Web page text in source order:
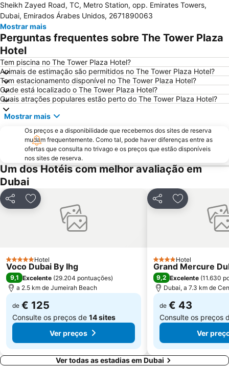
Business Bay
Dubai Festival City
Deira City Centre Metro Station
Sheikh Zayed Road
Deira City Center Mall
Jumeirah Beach Residence
Bur Dubai
Dubai Metro
Al Rigga
GULFOOD EXHIBITION
Dubai Creek
Airport Terminal 3 Metro Station
Al Qusais
Sharjah City Center
Business Bay Metro Station
Mall of the Emirates
Dubai Marina Mall
World Trade Centre Metro Station
Dubai Aquarium & Underwater Zoo
Dubai Museum
Dubai Media City
The Dubai Fountain
Wild Wadi Waterpark
Souk Madinat Jumeirah
Airport Terminal 1 Metro Station
Dubai Investment Park
Palm Deira Metro Station
Oud Metha
Union Metro Station
Sheikh Zayed Road, TC, Metro Station, opp. Emirates Towers,
Dubai, Emirados Árabes Unidos, 2671890063
Mostrar mais
Perguntas frequentes sobre The Tower Plaza
Hotel
Tem piscina no The Tower Plaza Hotel?
Animais de estimação são permitidos no The Tower Plaza Hotel?
Tem estacionamento disponível no The Tower Plaza Hotel?
Onde está localizado o The Tower Plaza Hotel?
Quais atrações populares estão perto do The Tower Plaza Hotel?
Mostrar mais
Os preços e a disponibilidade que recebemos dos sites de reserva
mudam frequentemente. Como tal, pode haver diferenças entre as
ofertas que consulta no trivago e os preços que estão disponíveis
nos sites de reserva.
Um dos Hotéis com melhor avaliação em
Dubai
PartilharAdicionar aos favoritos
5 EstrelasHotel
Voco Dubai By Ihg
9,1 Excelente (29.204 pontuações)
a 2.5 km de Jumeirah Beach
de € 125
Consulte os preços de 14 sites
Ver preços
PartilharAdicionar
4 Estrelas
Hotel
Grand Mercure
9,2 Excelente (11.630
Dubai, a 7.3 km de
de € 43
Consulte os preços
Ver
Ver todas as estadias em Dubai